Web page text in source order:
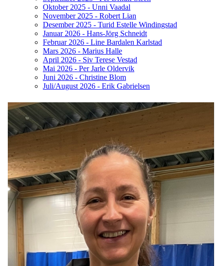
Oktober 2025 - Unni Vaadal
November 2025 - Robert Lian
Desember 2025 - Turid Estelle Windingstad
Januar 2026 - Hans-Jörg Schneidt
Februar 2026 - Line Bardalen Karlstad
Mars 2026 - Marius Halle
April 2026 - Siv Terese Vestad
Mai 2026 - Per Jarle Oldervik
Juni 2026 - Christine Blom
Juli/August 2026 - Erik Gabrielsen